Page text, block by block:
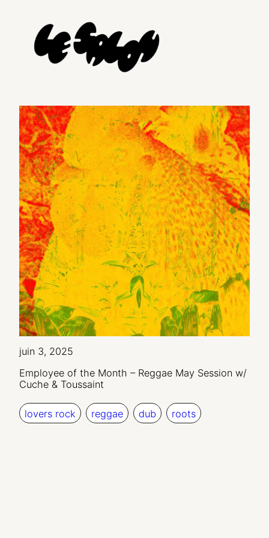
juin 3, 2025
Employee of the Month – Reggae May Session w/
Cuche & Toussaint
lovers rock reggae dub roots